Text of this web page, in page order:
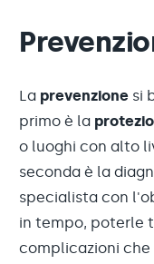
La prevenzione si
primo è la
o luoghi con alto
seconda è la
specialista con
in tempo, poterle
complicazioni che